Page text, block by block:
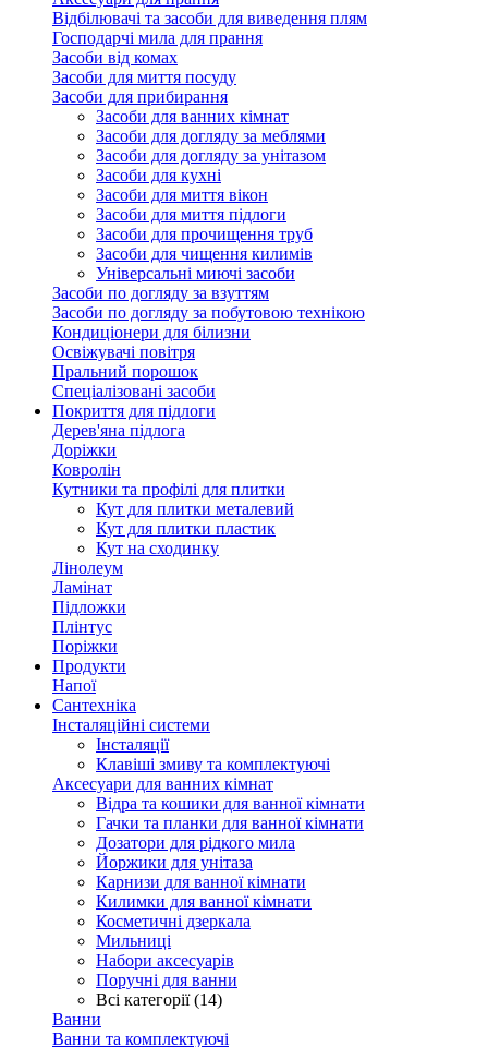
Відбілювачі та засоби для виведення плям
Господарчі мила для прання
Засоби від комах
Засоби для миття посуду
Засоби для прибирання
Засоби для ванних кімнат
Засоби для догляду за меблями
Засоби для догляду за унітазом
Засоби для кухні
Засоби для миття вікон
Засоби для миття підлоги
Засоби для прочищення труб
Засоби для чищення килимів
Універсальні миючі засоби
Засоби по догляду за взуттям
Засоби по догляду за побутовою технікою
Кондиціонери для білизни
Освіжувачі повітря
Пральний порошок
Спеціалізовані засоби
Покриття для підлоги
Дерев'яна підлога
Доріжки
Ковролін
Кутники та профілі для плитки
Кут для плитки металевий
Кут для плитки пластик
Кут на сходинку
Лінолеум
Ламінат
Підложки
Плінтус
Поріжки
Продукти
Напої
Сантехніка
Інсталяційні системи
Інсталяції
Клавіші змиву та комплектуючі
Аксесуари для ванних кімнат
Відра та кошики для ванної кімнати
Гачки та планки для ванної кімнати
Дозатори для рідкого мила
Йоржики для унітаза
Карнизи для ванної кімнати
Килимки для ванної кімнати
Косметичні дзеркала
Мильниці
Набори аксесуарів
Поручні для ванни
Всі категорії (14)
Ванни
Ванни та комплектуючі